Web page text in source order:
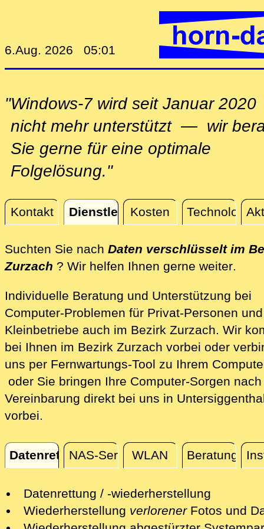
6.Aug. 2026 05:01
"Windows-7 wird seit Januar 2020
nicht mehr unterstützt — wir
Sie gerne für eine optimale
Folgelösung."
Kontakt Dienstleistungen
Kosten Technologie
Dienstleistungen
Suchten Sie nach Daten verschlüsselt im
Zurzach ? Wir helfen Ihnen gerne weiter.
Individuelle Beratung und Unterstützung bei
Computer-Problemen für Privat-Personen und
Kleinbetriebe auch im Bezirk Zurzach. Wir
bei Ihnen im Bezirk Zurzach vorbei oder
uns per Fernwartungs-Tool zu Ihrem
oder Sie bringen Ihre Computer-Sorgen nach
Vereinbarung direkt bei uns in
vorbei.
DatenrettungNAS-ServerWLAN Beratung
Datenrettung
Datenrettung / -wiederherstellung
Wir retten Ihre verlorenen Daten mit
Wiederherstellung verlorenerFotos und